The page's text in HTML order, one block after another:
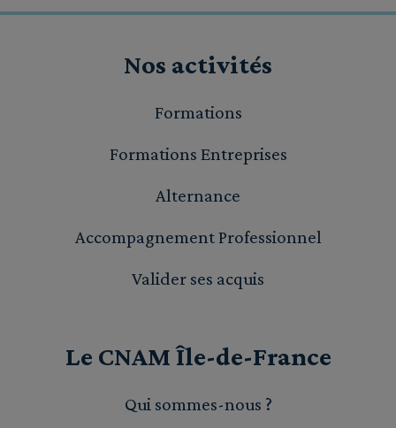
Nos activités
Formations
Formations Entreprises
Alternance
Accompagnement Professionnel
Valider ses acquis
Le CNAM Île-de-France
Qui sommes-nous ?